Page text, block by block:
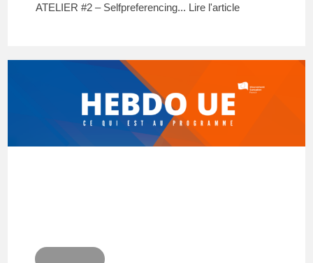
ATELIER #2 – Selfpreferencing... Lire l'article